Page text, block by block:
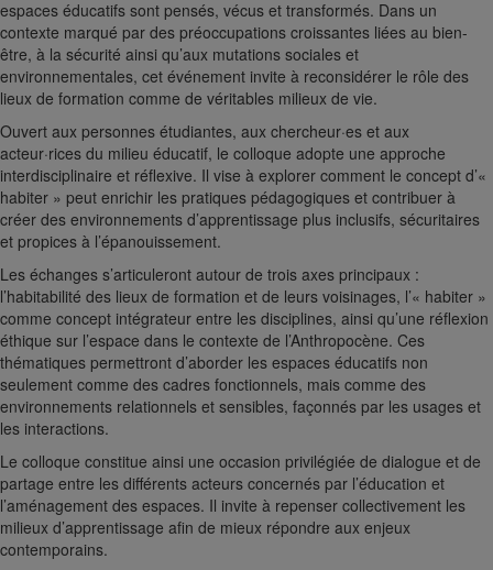
espaces éducatifs sont pensés, vécus et transformés. Dans un
contexte marqué par des préoccupations croissantes liées au bien-
être, à la sécurité ainsi qu’aux mutations sociales et
environnementales, cet événement invite à reconsidérer le rôle des
lieux de formation comme de véritables milieux de vie.
Ouvert aux personnes étudiantes, aux chercheur·es et aux
acteur·rices du milieu éducatif, le colloque adopte une approche
interdisciplinaire et réflexive. Il vise à explorer comment le concept d’«
habiter » peut enrichir les pratiques pédagogiques et contribuer à
créer des environnements d’apprentissage plus inclusifs, sécuritaires
et propices à l’épanouissement.
Les échanges s’articuleront autour de trois axes principaux :
l’habitabilité des lieux de formation et de leurs voisinages, l’« habiter »
comme concept intégrateur entre les disciplines, ainsi qu’une réflexion
éthique sur l’espace dans le contexte de l’Anthropocène. Ces
thématiques permettront d’aborder les espaces éducatifs non
seulement comme des cadres fonctionnels, mais comme des
environnements relationnels et sensibles, façonnés par les usages et
les interactions.
Le colloque constitue ainsi une occasion privilégiée de dialogue et de
partage entre les différents acteurs concernés par l’éducation et
l’aménagement des espaces. Il invite à repenser collectivement les
milieux d’apprentissage afin de mieux répondre aux enjeux
contemporains.